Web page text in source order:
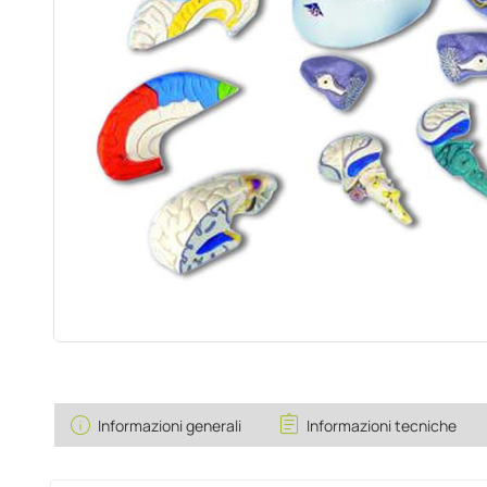
info Informazioni generali assignment Informazioni tecniche